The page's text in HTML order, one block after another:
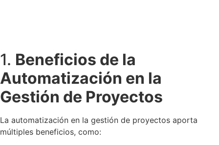
1. Beneficios de la
Automatización en la
Gestión de Proyectos
La automatización en la gestión de proyectos aporta
múltiples beneficios, como: